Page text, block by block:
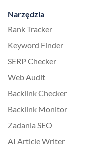
Narzędzia
Rank Tracker
Keyword Finder
SERP Checker
Web Audit
Backlink Checker
Backlink Monitor
Zadania SEO
AI Article Writer